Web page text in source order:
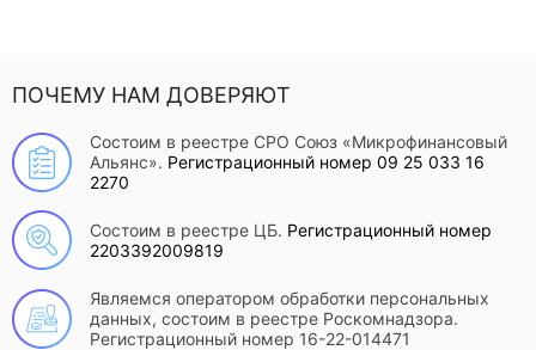
ПОЧЕМУ НАМ ДОВЕРЯЮТ
Состоим в реестре СРО Союз «Микрофинансовый
Альянс». Регистрационный номер 09 25 033 16
2270
Состоим в реестре ЦБ. Регистрационный номер
2203392009819
Являемся оператором обработки персональных
данных, состоим в реестре Роскомнадзора.
Регистрационный номер 16-22-014471